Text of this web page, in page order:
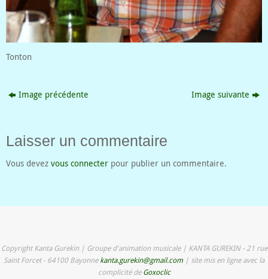
Tonton
Image précédente Image suivante
Laisser un commentaire
Vous devez vous connecter pour publier un commentaire.
Copyright Kanta Gurekin | Groupe d'animation musicale | KANTA GUREKIN - 21 rue
Saint Forcet - 64100 Bayonnekanta.gurekin@gmail.com | site mis en ligne avec la
complicité deGoxoclic